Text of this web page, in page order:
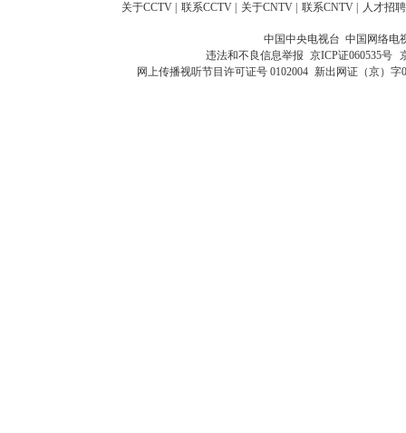
关于CCTV 联系CCTV 关于CNTV 联系CNTV 人才招聘
中国中央电视台 中国网络电
违法和不良信息举报 京ICP证060535号
网上传播视听节目许可证号 0102004 新出网证（京）